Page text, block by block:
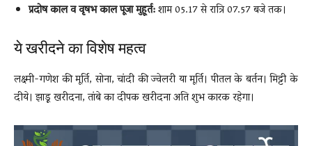
प्रदोष काल व वृषभ काल पूजा मुहूर्त:शाम 05.17 से रात्रि 07.57 बजे तक।
ये खरीदने का विशेष महत्व
लक्ष्मी-गणेश की मूर्ति, सोना, चांदी की ज्वेलरी या मूर्ति। पीतल के बर्तन। मिट्टी के
दीये। झाड़ू खरीदना, तांबे का दीपक खरीदना अति शुभ कारक रहेगा।